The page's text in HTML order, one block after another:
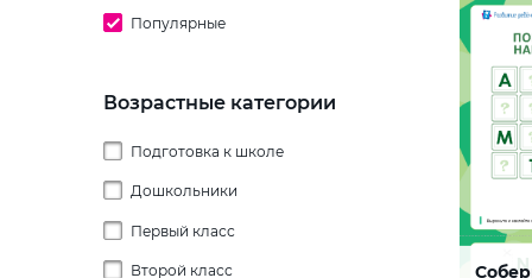
Популярные
Возрастные категории
Подготовка к школе
Дошкольники
2 года
3 года
Первый класс
Второй класс